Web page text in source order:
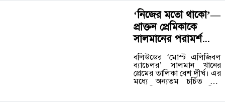
গতকাল থেকেই বসন্তের সাজে
ছবি পোস্ট করতে দেখা গেছে
অনেককে। আর আজ
ভালোবাসা দিবসে প্রিয়
মানুষদের সঙ্গে বিশেষ মুহূর্ত
ভাগ করে নিয়েছেন কেউ
কেউ।...…
‘নিজের মতো থাকো’—
প্রাক্তন প্রেমিকাকে
সালমানের পরামর্শ...
বলিউডের ‘মোস্ট এলিজিবল
ব্যাচেলর’ সালমান খানের
প্রেমের তালিকা বেশ দীর্ঘ। এর
মধ্যে অন্যতম চর্চিত নাম